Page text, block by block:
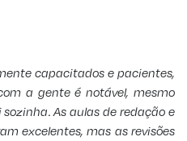
capacitados e pacientes,
a gente é notável, mesmo
As aulas de redação e
excelentes, mas as revisões